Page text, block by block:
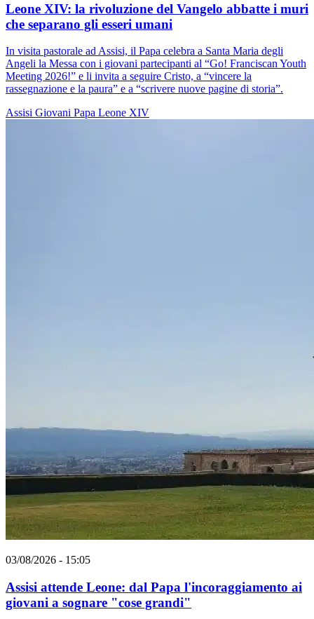
Leone XIV: la rivoluzione del Vangelo abbatte i muri
che separano gli esseri umani
In visita pastorale ad Assisi, il Papa celebra a Santa Maria degli
Angeli la Messa con i giovani partecipanti al “Go! Franciscan Youth
Meeting 2026!” e li invita a seguire Cristo, a “vincere la
rassegnazione e la paura” e a “scrivere nuove pagine di storia”.
Assisi Giovani Papa Leone XIV
03/08/2026 - 15:05
Assisi attende Leone: dal Papa l'incoraggiamento ai
giovani a sognare "cose grandi"